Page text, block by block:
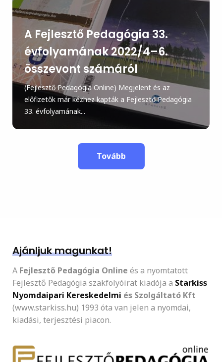
A Fejlesztő Pedagógia 33.
évfolyamának 2022/4–6.
összevont számáról
(Fejlesztő Pedagógia Online) Megjelent és az
előfizetők már kézhez kapták a Fejlesztő Pedagógia
33. évfolyamának...
Tovább
Ajánljuk magunkat!
A Fejlesztő Pedagógia Online és a nyomtatott
Fejlesztő Pedagógia szakfolyóirat kiadója a Starkiss
Nyomdaipari Kereskedelmi és Szolgáltató Kft
(www.starkiss.hu) 1993 óta van jelen a nyomdai,
kiadási, terjesztési piacon.